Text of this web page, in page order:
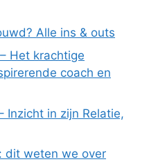
Alle ins & outs
Het krachtige
coach en
Inzicht in zijn Relatie,
dit weten we over